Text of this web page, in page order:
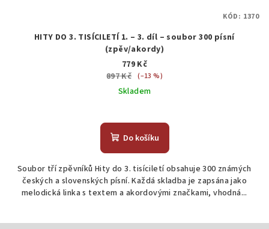
HITY DO 3. TISÍCILETÍ 1. – 3. díl – soubor 300 písní
(zpěv/akordy)
779 Kč
897 Kč (–13 %)
Skladem
Do košíku
Soubor tří zpěvníků Hity do 3. tisíciletí obsahuje 300 známých
českých a slovenských písní. Každá skladba je zapsána jako
melodická linka s textem a akordovými značkami, vhodná...
KÓD: 1370